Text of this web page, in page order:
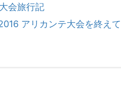
会旅行記
アリカンテ大会を終えて